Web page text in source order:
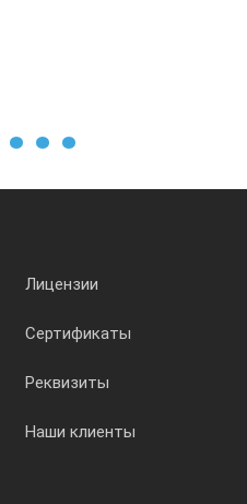
Лицензии
Сертификаты
Реквизиты
Наши клиенты